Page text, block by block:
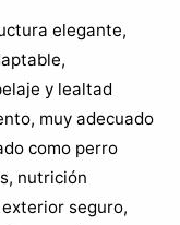
elegante,
y lealtad
muy adecuado
como perro
nutrición
seguro,